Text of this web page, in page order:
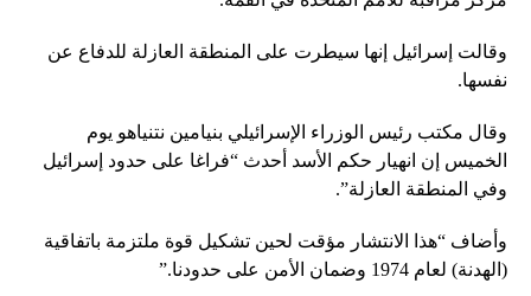
وقالت إسرائيل إنها سيطرت على المنطقة العازلة للدفاع عن
نفسها.
وقال مكتب رئيس الوزراء الإسرائيلي بنيامين نتنياهو يوم
الخميس إن انهيار حكم الأسد أحدث “فراغا على حدود إسرائيل
وفي المنطقة العازلة”.
وأضاف “هذا الانتشار مؤقت لحين تشكيل قوة ملتزمة باتفاقية
(الهدنة) لعام 1974 وضمان الأمن على حدودنا.”